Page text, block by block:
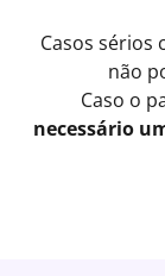
Casos sérios
não
Caso o
necessário